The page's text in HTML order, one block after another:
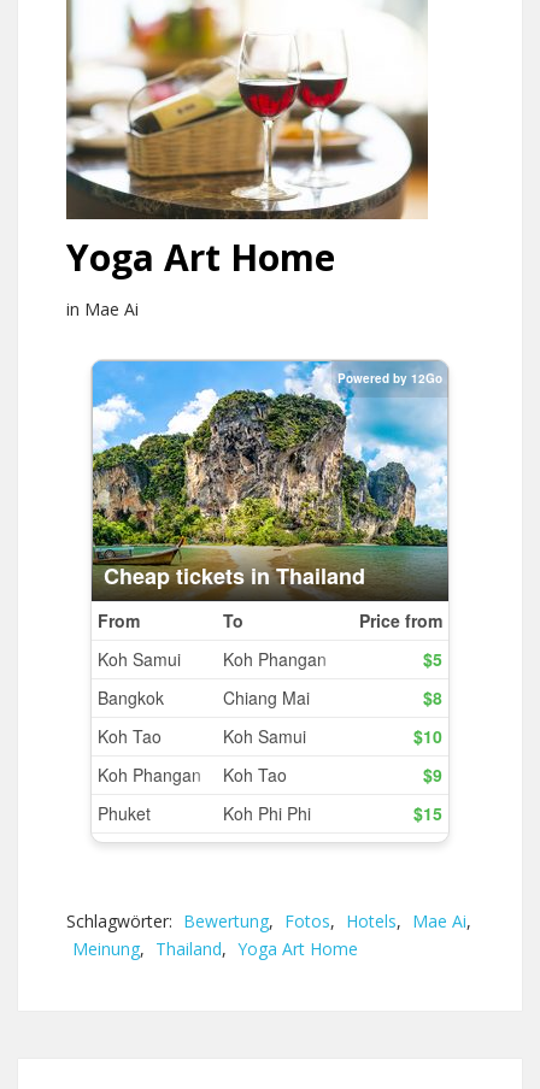
Yoga Art Home
in Mae Ai
Schlagwörter: Bewertung, Fotos, Hotels, Mae Ai,
Meinung, Thailand, Yoga Art Home